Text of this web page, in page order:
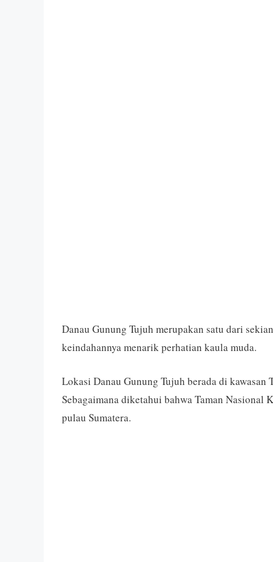
Danau Gunung Tujuh merupakan satu dari
keindahannya menarik perhatian kaula muda.
Lokasi Danau Gunung Tujuh berada di
Sebagaimana diketahui bahwa Taman Nasional
pulau Sumatera.